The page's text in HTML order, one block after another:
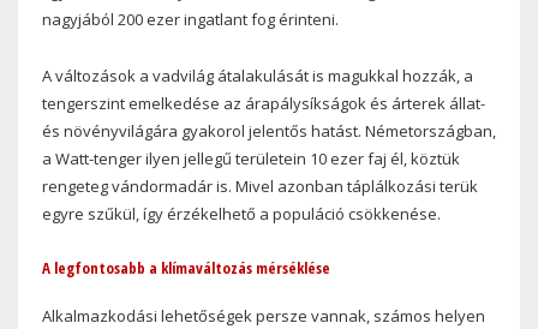
nagyjából 200 ezer ingatlant fog érinteni.
A változások a vadvilág átalakulását is magukkal hozzák, a
tengerszint emelkedése az árapálysíkságok és árterek állat-
és növényvilágára gyakorol jelentős hatást. Németországban,
a Watt-tenger ilyen jellegű területein 10 ezer faj él, köztük
rengeteg vándormadár is. Mivel azonban táplálkozási terük
egyre szűkül, így érzékelhető a populáció csökkenése.
A legfontosabb a klímaváltozás mérséklése
Alkalmazkodási lehetőségek persze vannak, számos helyen